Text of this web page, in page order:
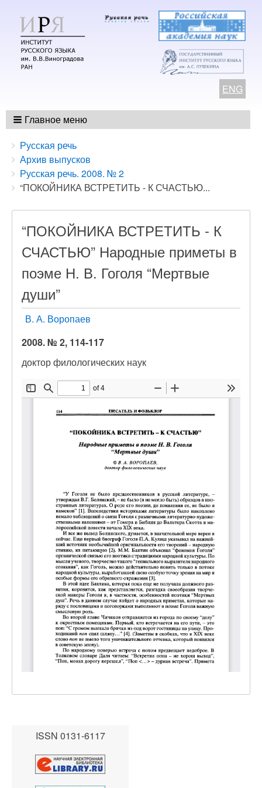
ENG
Главное меню
Breadcrumbs
You
are
here:
Русская речь
Архив выпусков
Русская речь. 2008. № 2
“ПОКОЙНИКА ВСТРЕТИТЬ - К СЧАСТЬЮ...
“ПОКОЙНИКА ВСТРЕТИТЬ - К
СЧАСТЬЮ” Народные приметы в
поэме Н. В. Гоголя “Мертвые
души”
В. А. Воропаев
2008. № 2, 114-117
доктор филологических наук
ISSN 0131-6117